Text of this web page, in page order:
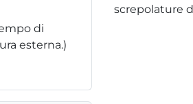
di
esterna.)
screpolature